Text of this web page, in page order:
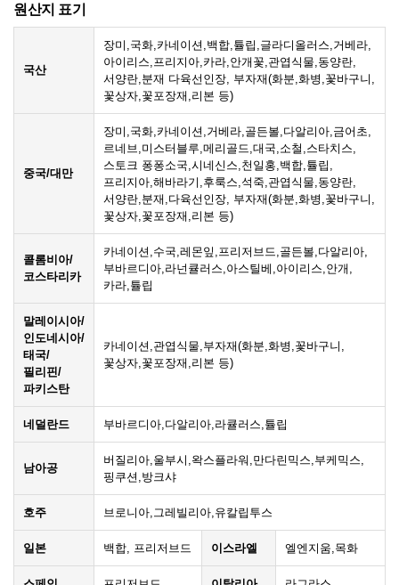
원산지 표기
국산
장미,국화,카네이션,백합,튤립,글라디올러스,거베라,
아이리스,프리지아,카라,안개꽃,관엽식물,동양란,
서양란,분재 다육선인장, 부자재(화분,화병,꽃바구니,
꽃상자,꽃포장재,리본 등)
중국/대만
장미,국화,카네이션,거베라,골든볼,다알리아,금어초,
르네브,미스터블루,메리골드,대국,소철,스타치스,
스토크 퐁퐁소국,시네신스,천일홍,백합,튤립,
프리지아,해바라기,후룩스,석죽,관엽식물,동양란,
서양란,분재,다육선인장, 부자재(화분,화병,꽃바구니,
꽃상자,꽃포장재,리본 등)
콜롬비아/
코스타리카
카네이션,수국,레몬잎,프리저브드,골든볼,다알리아,
부바르디아,라넌큘러스,아스틸베,아이리스,안개,
카라,튤립
말레이시아/
인도네시아/
태국/
필리핀/
파키스탄
카네이션,관엽식물,부자재(화분,화병,꽃바구니,
꽃상자,꽃포장재,리본 등)
네덜란드 부바르디아,다알리아,라큘러스,튤립
남아공
버질리아,울부시,왁스플라워,만다린믹스,부케믹스,
핑쿠션,방크샤
호주 브로니아,그레빌리아,유칼립투스
일본 백합, 프리저브드 이스라엘 엘엔지움,목화